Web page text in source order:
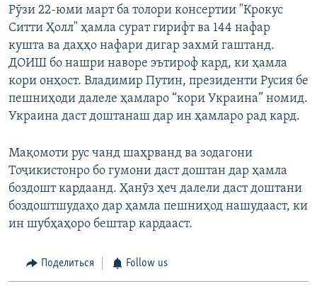
Рӯзи 22-юми март ба толори консертии "Крокус
Ситти Ҳолл" ҳамла сурат гирифт ва 144 нафар
кушта ва даҳҳо нафари дигар захмӣ гаштанд.
ДОИШ бо нашри наворе эътироф кард, ки ҳамла
кори онҳост. Владимир Путин, президенти Русия бе
пешниҳоди далеле ҳамларо “кори Украина” номид.
Украина даст доштанаш дар ин ҳамларо рад кард.
Мақомоти рус чанд шаҳрванд ва зодагони
Тоҷикистонро бо гумони даст доштан дар ҳамла
боздошт кардаанд. Ҳанӯз ҳеч далели даст доштани
боздоштшудаҳо дар ҳамла пешниҳод нашудааст, ки
ин шубҳаҳоро бештар кардааст.
Поделиться Follow us